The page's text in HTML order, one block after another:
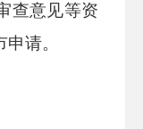
查意见等资
请。